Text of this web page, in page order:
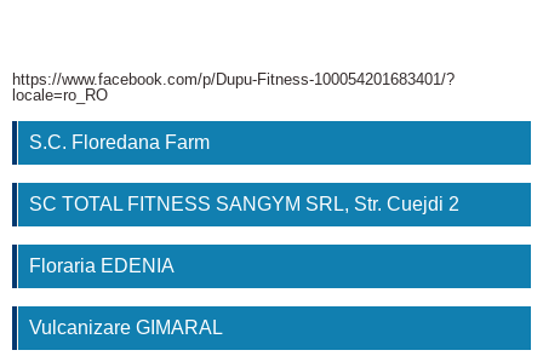
https://www.facebook.com/p/Dupu-Fitness-100054201683401/?
locale=ro_RO
S.C. Floredana Farm
SC TOTAL FITNESS SANGYM SRL, Str. Cuejdi 2
Floraria EDENIA
Vulcanizare GIMARAL